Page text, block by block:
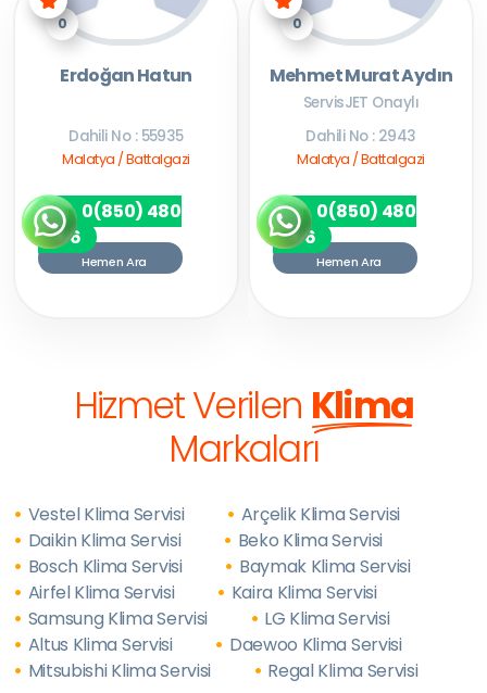
0
Erdoğan Hatun
Dahili No : 55935
Malatya / Battalgazi
0(850) 480
7256
Hemen Ara
0
Mehmet Murat Aydın
ServisJET Onaylı
Dahili No : 2943
Malatya / Battalgazi
0(850) 480
7256
Hemen Ara
Hizmet Verilen Klima
Markaları
Vestel Klima Servisi
Arçelik Klima Servisi
Daikin Klima Servisi
Beko Klima Servisi
Bosch Klima Servisi
Baymak Klima Servisi
Airfel Klima Servisi
Kaira Klima Servisi
Samsung Klima Servisi
LG Klima Servisi
Altus Klima Servisi
Daewoo Klima Servisi
Mitsubishi Klima Servisi
Regal Klima Servisi